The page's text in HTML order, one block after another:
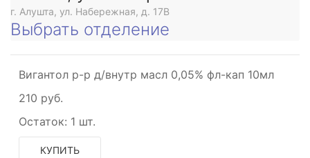
г. Алушта, ул. Набережная, д. 17В
Выбрать отделение
Вигантол р-р д/внутр масл 0,05% фл-кап 10мл
210 руб.
Остаток: 1 шт.
КУПИТЬ